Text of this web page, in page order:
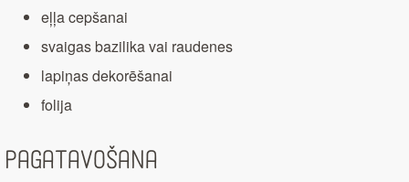
eļļa cepšanai
svaigas bazilika vai raudenes
lapiņas dekorēšanai
folija
Pagatavošana